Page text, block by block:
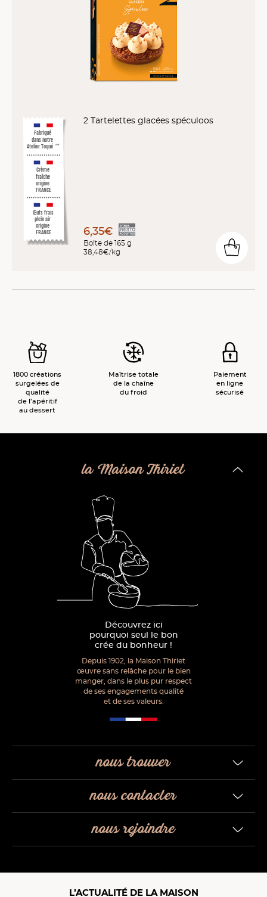
Fabriqué
dans notre
Atelier Toqué ™*
Crème
fraîche
origine
FRANCE
Œufs frais
plein air
origine
FRANCE
2 Tartelettes glacées spéculoos
6,35€
Boîte de 165 g
38,48€/kg
1800 créations
surgelées de
qualité
de l’apéritif
au dessert
Maîtrise totale
de la chaîne
du froid
Paiement
en ligne
sécurisé
la Maison Thiriet
Découvrez ici
pourquoi seul le bon
crée du bonheur !
Depuis 1902, la Maison Thiriet
œuvre sans relâche pour le bien
manger, dans le plus pur respect
de ses engagements qualité
et de ses valeurs.
nous trouver
nous contacter
nous rejoindre
L’ACTUALITÉ DE LA MAISON